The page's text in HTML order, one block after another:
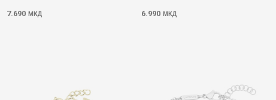
7.690 МКД 6.990 МКД